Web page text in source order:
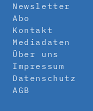
Newsletter
Abo
Kontakt
Mediadaten
Über uns
Impressum
Datenschutz
AGB